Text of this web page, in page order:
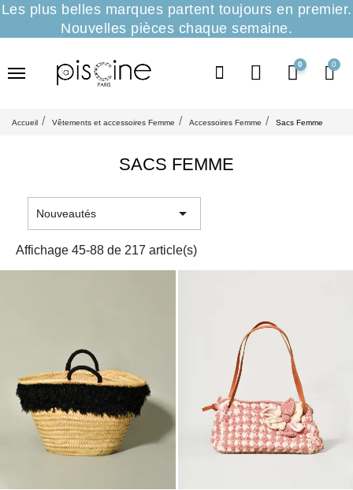
Les plus belles marques partent toujours en premier.
Nouvelles pièces chaque semaine.
0
Accueil Vêtements et accessoires Femme Accessoires Femme Sacs Femme
SACS FEMME
Nouveautés 
Affichage 45-88 de 217 article(s)